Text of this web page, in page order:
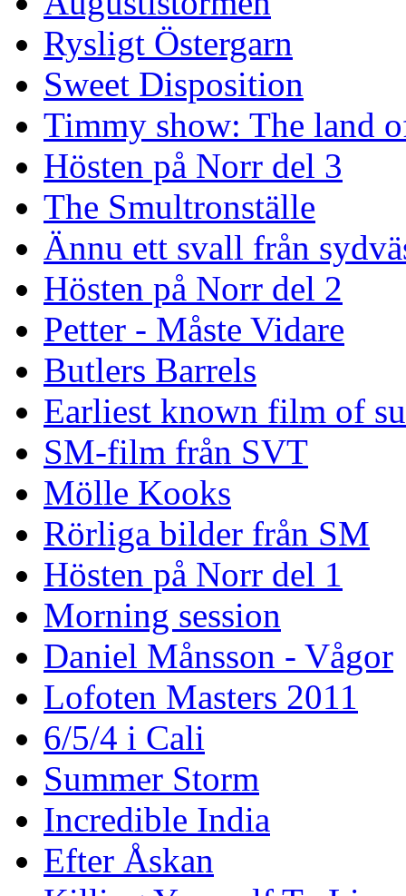
Rysligt Östergarn
Sweet Disposition
Timmy show: The land
Hösten på Norr del 3
The Smultronställe
Ännu ett svall från
Hösten på Norr del 2
Petter - Måste Vidare
Butlers Barrels
Earliest known film of
SM-film från SVT
Mölle Kooks
Rörliga bilder från SM
Hösten på Norr del 1
Morning session
Daniel Månsson - Vågor
Lofoten Masters 2011
6/5/4 i Cali
Summer Storm
Incredible India
Efter Åskan